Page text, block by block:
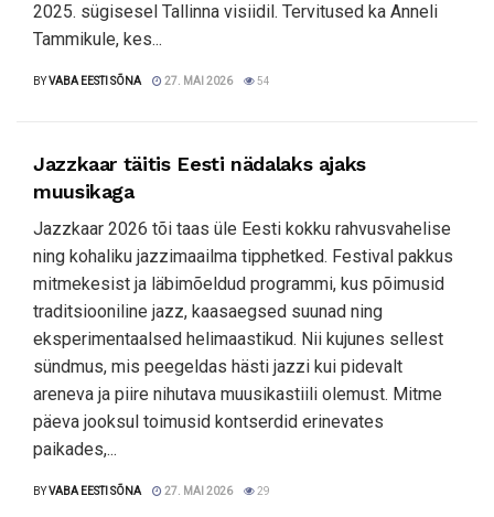
2025. sügisesel Tallinna visiidil. Tervitused ka Anneli
Tammikule, kes...
BYVABA EESTI SÕNA 27. MAI 2026 54
Jazzkaar täitis Eesti nädalaks ajaks
muusikaga
Jazzkaar 2026 tõi taas üle Eesti kokku rahvusvahelise
ning kohaliku jazzimaailma tipphetked. Festival pakkus
mitmekesist ja läbimõeldud programmi, kus põimusid
traditsiooniline jazz, kaasaegsed suunad ning
eksperimentaalsed helimaastikud. Nii kujunes sellest
sündmus, mis peegeldas hästi jazzi kui pidevalt
areneva ja piire nihutava muusikastiili olemust. Mitme
päeva jooksul toimusid kontserdid erinevates
paikades,...
BYVABA EESTI SÕNA 27. MAI 2026 29